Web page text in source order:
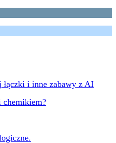
i inne zabawy z AI
chemikiem?